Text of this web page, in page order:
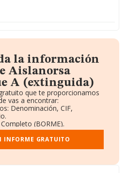
la información
Aislanorsa
A (extinguida)
que te proporcionamos
vas a encontrar:
Denominación, CIF,
(BORME).
Ventas y Empleados.
y Administradores.
INFORME GRATUITO